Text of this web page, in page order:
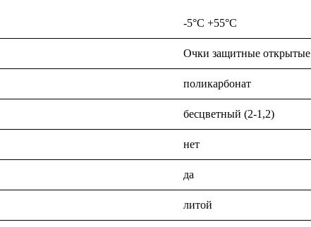
-5°C +55°C
Очки защитные
поликарбонат
бесцветный (2-1,2)
нет
да
литой